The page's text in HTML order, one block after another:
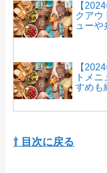
【
クアウ
ュー
【
トメ
すめも
⇧ 目次に戻る